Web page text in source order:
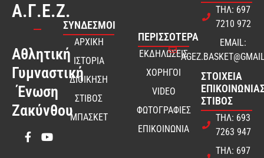
Α.Γ.Ε.Ζ.
Αθλητική
Γυμναστική
Ένωση
Ζακύνθου
ΣΎΝΔΕΣΜΟΙ
ΑΡΧΙΚΗ
ΙΣΤΟΡΙΑ
ΔΙΟΙΚΗΣΗ
ΣΤΙΒΟΣ
ΜΠΑΣΚΕΤ
ΠΕΡΙΣΣΟΤΕΡΑ
ΕΚΔΗΛΩΣΕΙΣ
ΧΟΡΗΓΟΙ
VIDEO
ΦΩΤΟΓΡΑΦΙΕΣ
ΕΠΙΚΟΙΝΩΝΙΑ
ΤΗΛ: 697
7210 972
EMAIL:
ΣΤΟΙΧΕΊΑ
ΣΤΊΒΟΣ
ΤΗΛ: 693
7263 947
ΤΗΛ: 697